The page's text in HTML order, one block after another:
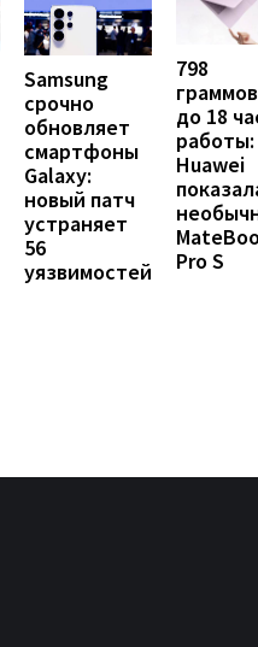
Samsung
срочно
обновляет
смартфоны
Galaxy:
новый патч
устраняет
56
уязвимостей
798
до 18
работы:
Huawei
Pro S